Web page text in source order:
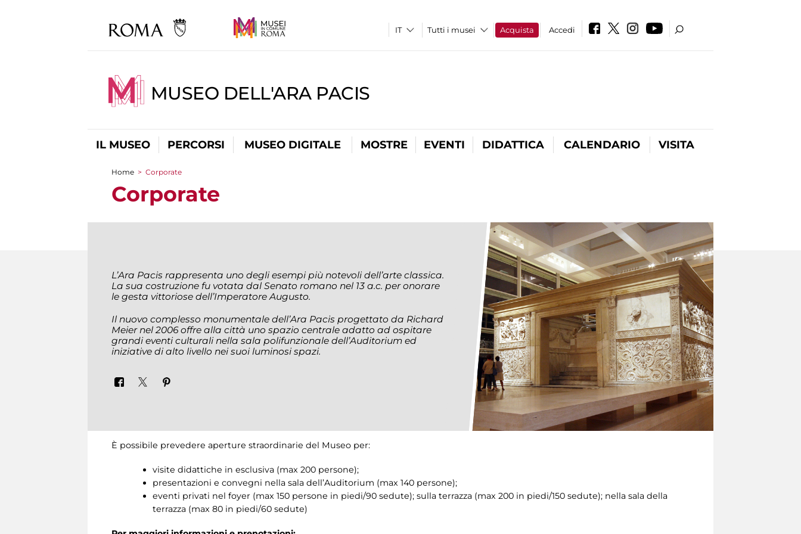
Tutti i musei Acquista Accedi
MUSEO DELL'ARA PACIS
IL MUSEO PERCORSI MUSEO DIGITALE MOSTRE EVENTI DIDATTICA CALENDARIO VISITA
Tu sei qui
Home > Corporate
Corporate
L’Ara Pacis rappresenta uno degli esempi più notevoli dell’arte classica.
La sua costruzione fu votata dal Senato romano nel 13 a.c. per onorare
le gesta vittoriose dell’Imperatore Augusto.
Il nuovo complesso monumentale dell’Ara Pacis progettato da Richard
Meier nel 2006 offre alla città uno spazio centrale adatto ad ospitare
grandi eventi culturali nella sala polifunzionale dell’Auditorium ed
iniziative di alto livello nei suoi luminosi spazi.
È possibile prevedere aperture straordinarie del Museo per:
visite didattiche in esclusiva (max 200 persone);
presentazioni e convegni nella sala dell’Auditorium (max 140 persone);
eventi privati nel foyer (max 150 persone in piedi/90 sedute); sulla terrazza (max 200 in piedi/150 sedute); nella sala della
terrazza (max 80 in piedi/60 sedute)